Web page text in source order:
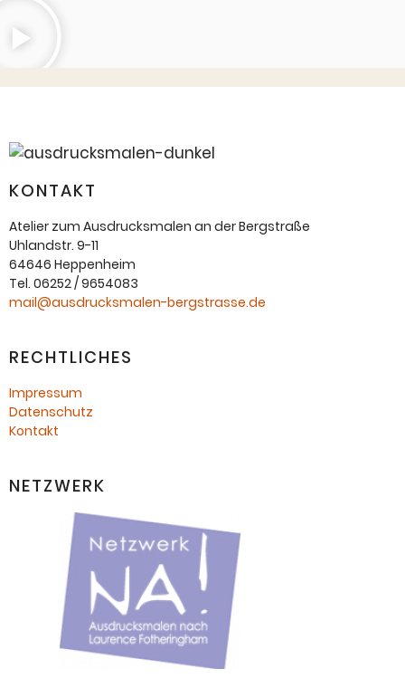
KONTAKT
Atelier zum Ausdrucksmalen an der Bergstraße
Uhlandstr. 9-11
64646 Heppenheim
Tel. 06252 / 9654083
mail@ausdrucksmalen-bergstrasse.de
RECHTLICHES
Impressum
Datenschutz
Kontakt
NETZWERK